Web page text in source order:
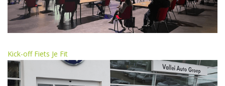
Kick-off Fiets Je Fit